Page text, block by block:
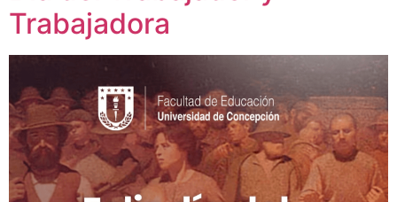
Trabajadora